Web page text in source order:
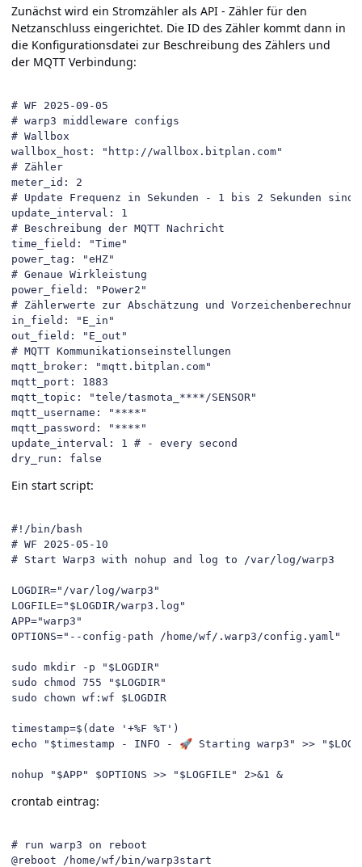
Zunächst wird ein Stromzähler als API - Zähler für den
Netzanschluss eingerichtet. Die ID des Zähler kommt dann in
die Konfigurationsdatei zur Beschreibung des Zählers und
der MQTT Verbindung:
# WF 2025-09-05
# warp3 middleware configs
# Wallbox
wallbox_host: "http://wallbox.bitplan.com"
# Zähler
meter_id: 2
# Update Frequenz in Sekunden - 1 bis 2 Sekunden
update_interval: 1
# Beschreibung der MQTT Nachricht
time_field: "Time"
power_tag: "eHZ"
# Genaue Wirkleistung
power_field: "Power2"
# Zählerwerte zur Abschätzung und Vorzeichenberechnung
in_field: "E_in"
out_field: "E_out"
# MQTT Kommunikationseinstellungen
mqtt_broker: "mqtt.bitplan.com"
mqtt_port: 1883
mqtt_topic: "tele/tasmota_****/SENSOR"
mqtt_username: "****"
mqtt_password: "****"
update_interval: 1 # - every second
dry_run: false
Ein start script:
#!/bin/bash
# WF 2025-05-10
# Start Warp3 with nohup and log to /var/log/warp3
LOGDIR="/var/log/warp3"
LOGFILE="$LOGDIR/warp3.log"
APP="warp3"
OPTIONS="--config-path /home/wf/.warp3/config.yaml"
sudo mkdir -p "$LOGDIR"
sudo chmod 755 "$LOGDIR"
sudo chown wf:wf $LOGDIR
timestamp=$(date '+%F %T')
echo "$timestamp - INFO - 🚀 Starting warp3" >>
nohup "$APP" $OPTIONS >> "$LOGFILE" 2>&1 &
crontab eintrag:
# run warp3 on reboot
@reboot /home/wf/bin/warp3start